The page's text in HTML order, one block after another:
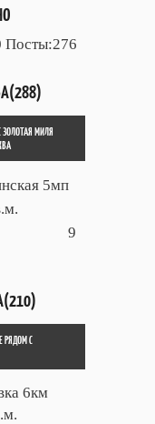
Посты:276
МИЛЯ
5мп
9
РЯДОМ С
6км